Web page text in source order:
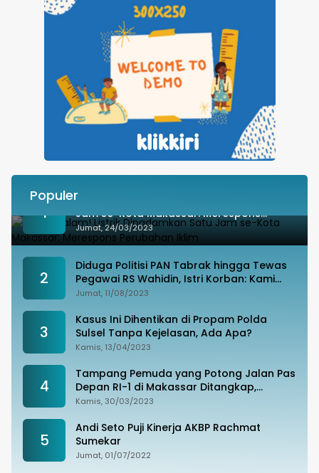
Populer
1
Besok Malam! Listrik Dipadamkan Satu
Jam se-Kota Makassar: Merespons
Perubahan Iklim
Jumat, 24/03/2023
2
Diduga Politisi PAN Tabrak hingga Tewas
Pegawai RS Wahidin, Istri Korban: Kami
Tak Terima
Jumat, 11/08/2023
3
Kasus Ini Dihentikan di Propam Polda
Sulsel Tanpa Kejelasan, Ada Apa?
Kamis, 13/04/2023
4
Tampang Pemuda yang Potong Jalan Pas
Depan RI-1 di Makassar Ditangkap,
Ternyata Joki Balapan Liar
Kamis, 30/03/2023
5
Andi Seto Puji Kinerja AKBP Rachmat
Sumekar
Jumat, 01/07/2022